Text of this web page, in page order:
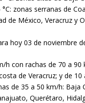
zonas serranas de
de México, Veracruz y
hoy 03 de noviembre
h con rachas de 70 a
de Veracruz; y de
de 35 a 50 km/h:
Querétaro,